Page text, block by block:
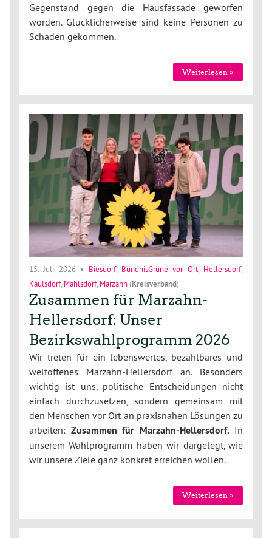
Gegenstand gegen die Hausfassade geworfen
worden. Glücklicherweise sind keine Personen zu
Schaden gekommen.
Weiterlesen »
15. Juli 2026• Biesdorf, BündnisGrüne vor Ort, Hellersdorf,
Kaulsdorf, Mahlsdorf, Marzahn (Kreisverband)
Zusammen für Marzahn-
Hellersdorf: Unser
Bezirkswahlprogramm 2026
Wir treten für ein lebenswertes, bezahlbares und
weltoffenes Marzahn-Hellersdorf an. Besonders
wichtig ist uns, politische Entscheidungen nicht
einfach durchzusetzen, sondern gemeinsam mit
den Menschen vor Ort an praxisnahen Lösungen zu
arbeiten: Zusammen für Marzahn-Hellersdorf.In
unserem Wahlprogramm haben wir dargelegt, wie
wir unsere Ziele ganz konkret erreichen wollen.
Weiterlesen »